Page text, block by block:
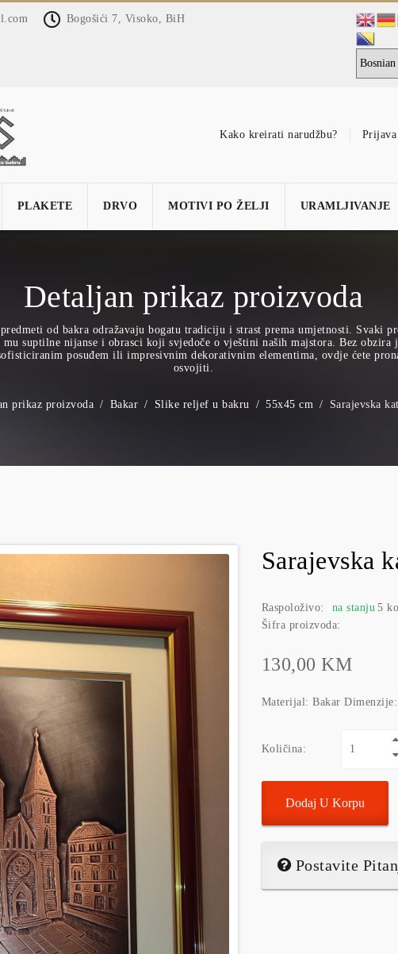
Bogošići 7, Visoko, BiH
Kako kreirati narudžbu? Prijava
PLAKETE DRVO MOTIVI PO ŽELJI URAMLJIVANJE
Detaljan prikaz proizvoda
od bakra odražavaju bogatu tradiciju i strast prema umjetnosti. Svaki
suptilne nijanse i obrasci koji svjedoče o vještini naših majstora. Bez obzira
posuđem ili impresivnim dekorativnim elementima, ovdje ćete
osvojiti.
prikaz proizvoda Bakar Slike reljef u bakru 55x45 cm Sarajevska
Sarajevska
Raspoloživo: na stanju 5
Šifra proizvoda:
130,00 KM
Materijal: Bakar
Količina:
Dodaj U Korpu
Postavite